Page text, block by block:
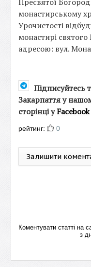
монастирському
Урочистості
монастирі
адресою: вул.
Підписуйтесь
Закарпаття у
сторінці уFacebook
рейтинг: 0
Залишити
Коментувати статті на
з